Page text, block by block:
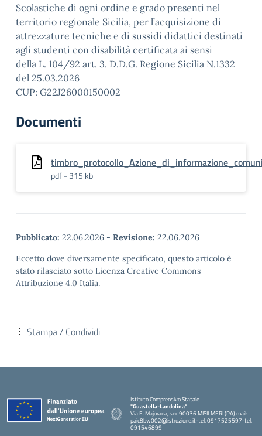
Scolastiche di ogni ordine e grado presenti nel
territorio regionale Sicilia, per l’acquisizione di
attrezzature tecniche e di sussidi didattici destinati
agli studenti con disabilità certificata ai sensi
della L. 104/92 art. 3. D.D.G. Regione Sicilia N.1332
del 25.03.2026
CUP: G22J26000150002
Documenti
pdf - 315 kb
Pubblicato: 22.06.2026 - Revisione: 22.06.2026
Eccetto dove diversamente specificato, questo articolo è
stato rilasciato sotto Licenza Creative Commons
Attribuzione 4.0 Italia.
Stampa / Condividi
Istituto Comprensivo Statale
"Guastella-Landolina"
Via E. Majorana, snc 90036 MISILMERI (PA) mail:
paic8bw002@istruzione.it-tel. 0917525597-tel.
091546899